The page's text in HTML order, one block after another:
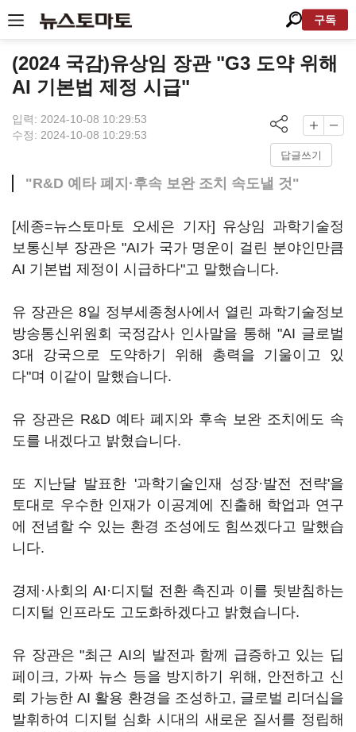
구독
(2024 국감)유상임 장관 "G3 도약 위해
AI 기본법 제정 시급"
입력: 2024-10-08 10:29:53
수정: 2024-10-08 10:29:53
답글쓰기
"R&D 예타 폐지·후속 보완 조치 속도낼 것"
[세종=뉴스토마토 오세은 기자] 유상임 과학기술정
보통신부 장관은 "AI가 국가 명운이 걸린 분야인만큼
AI 기본법 제정이 시급하다"고 말했습니다.
유 장관은 8일 정부세종청사에서 열린 과학기술정보
방송통신위원회 국정감사 인사말을 통해 "AI 글로벌
3대 강국으로 도약하기 위해 총력을 기울이고 있
다"며 이같이 말했습니다.
유 장관은 R&D 예타 폐지와 후속 보완 조치에도 속
도를 내겠다고 밝혔습니다.
또 지난달 발표한 '과학기술인재 성장·발전 전략'을
토대로 우수한 인재가 이공계에 진출해 학업과 연구
에 전념할 수 있는 환경 조성에도 힘쓰겠다고 말했습
니다.
경제·사회의 AI·디지털 전환 촉진과 이를 뒷받침하는
디지털 인프라도 고도화하겠다고 밝혔습니다.
유 장관은 "최근 AI의 발전과 함께 급증하고 있는 딥
페이크, 가짜 뉴스 등을 방지하기 위해, 안전하고 신
뢰 가능한 AI 활용 환경을 조성하고, 글로벌 리더십을
발휘하여 디지털 심화 시대의 새로운 질서를 정립해